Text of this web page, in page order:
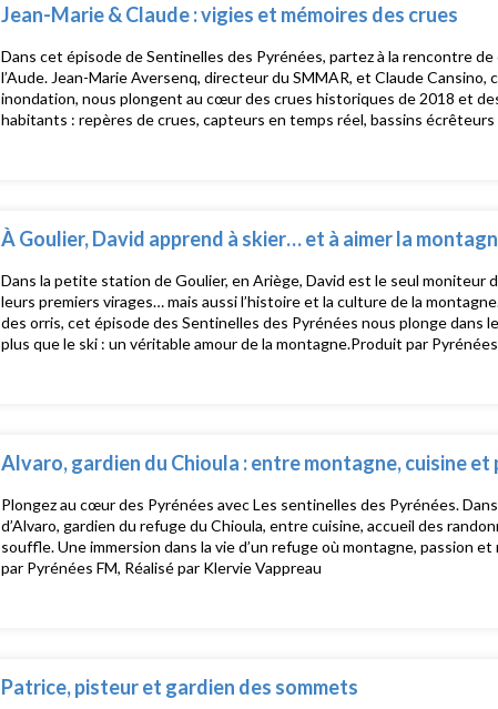
Jean-Marie & Claude : vigies et mémoires des crues
Dans cet épisode de Sentinelles des Pyrénées, partez à la rencontre
l’Aude. Jean-Marie Aversenq, directeur du SMMAR, et Claude
inondation, nous plongent au cœur des crues historiques de 2018 et
habitants : repères de crues, capteurs en temps réel, bassins
À Goulier, David apprend à skier… et à aimer la
Dans la petite station de Goulier, en Ariège, David est le seul moniteur
leurs premiers virages… mais aussi l’histoire et la culture de la
des orris, cet épisode des Sentinelles des Pyrénées nous plonge dans
plus que le ski : un véritable amour de la montagne.Produit par
Alvaro, gardien du Chioula : entre montagne, cuisine et
Plongez au cœur des Pyrénées avec Les sentinelles des Pyrénées.
d’Alvaro, gardien du refuge du Chioula, entre cuisine, accueil des
souffle. Une immersion dans la vie d’un refuge où montagne, passion
par Pyrénées FM, Réalisé par Klervie Vappreau
Patrice, pisteur et gardien des sommets